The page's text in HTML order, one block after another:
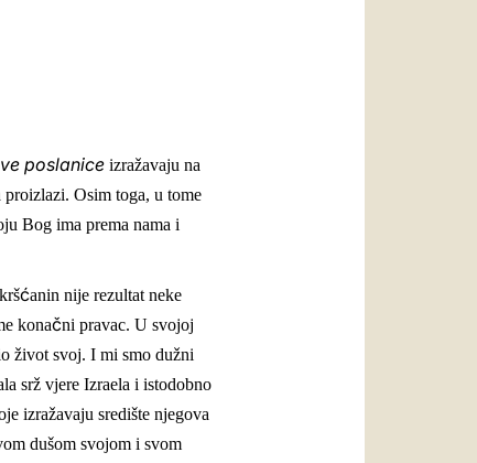
poslanice izražavaju na
Osim toga, u tome
Bog ima prema nama i
ćanin nije rezultat neke
konačni pravac. U svojoj
život svoj. I mi smo dužni
srž vjere Izraela i istodobno
izražavaju središte njegova
dušom svojom i svom